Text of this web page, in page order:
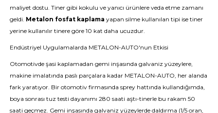
maliyet dostu. Tiner gibi kokulu ve yanıcı ürünlere veda etme zamanı
geldi. Metalon fosfat kaplama yapan silme kullanılan tipi ise tiner
yerine kullanılır tinere göre 10 kat daha ucuzdur.
Endüstriyel Uygulamalarda METALON-AUTO'nun Etkisi
Otomotivde şasi kaplamadan gemi inşasında galvaniz yüzeylere,
makine imalatında paslı parçalara kadar METALON-AUTO, her alanda
fark yaratıyor. Bir otomotiv firmasında sprey hattında kullandığımda,
boya sonrası tuz testi dayanımı 280 saati aştı-tinerle bu rakam 50
saati geçmez. Gemi inşasında galvaniz yüzeylerde daldırma (1/5 oran,